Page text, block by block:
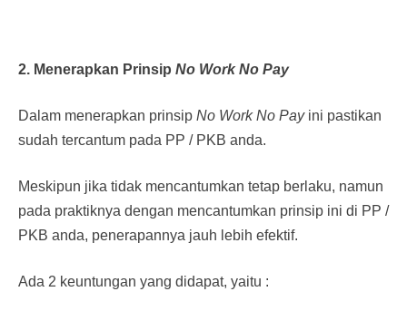
2. Menerapkan Prinsip No Work No Pay
Dalam menerapkan prinsip No Work No Pay ini pastikan
sudah tercantum pada PP / PKB anda.
Meskipun jika tidak mencantumkan tetap berlaku, namun
pada praktiknya dengan mencantumkan prinsip ini di PP /
PKB anda, penerapannya jauh lebih efektif.
Ada 2 keuntungan yang didapat, yaitu :